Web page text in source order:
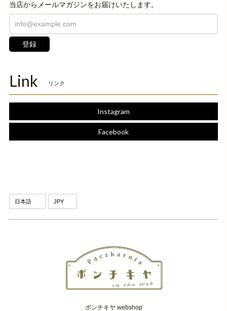
当店からメールマガジンをお届けいたします。
登録
Link リンク
Instagram
Facebook
ポンチキヤ webshop